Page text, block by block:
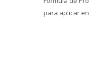
para aplicar